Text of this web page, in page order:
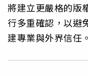
將建立更嚴格的版
行多重確認，以避
建專業與外界信任。